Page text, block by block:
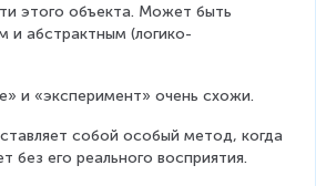
этого объекта. Может быть
и абстрактным (логико-
и «эксперимент» очень схожи.
собой особый метод, когда
без его реального восприятия.